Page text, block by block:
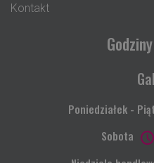
Kontakt
Poniedziałek -
Sobota